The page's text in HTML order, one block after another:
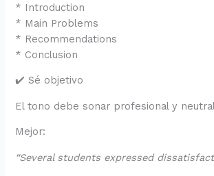
* Introduction
* Main Problems
* Recommendations
* Conclusion
✔️ Sé objetivo
El tono debe sonar profesional y
Mejor:
“Several students expressed